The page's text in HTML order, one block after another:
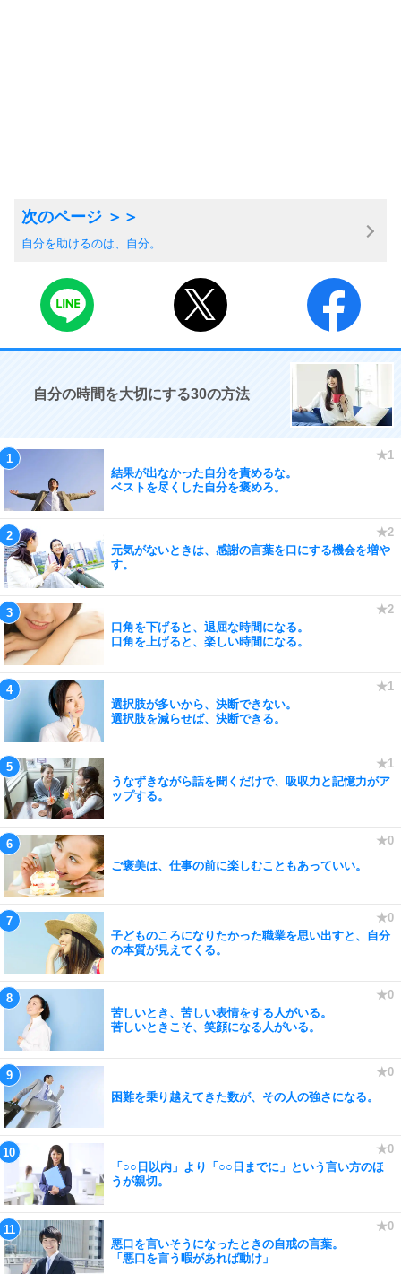
自分を助けるのは、自分。
自分の時間を大切にする30の方法
結果が出なかった自分を責めるな。
ベストを尽くした自分を褒めろ。
元気がないときは、感謝の言葉を口にする機会を増や
す。
口角を下げると、退屈な時間になる。
口角を上げると、楽しい時間になる。
選択肢が多いから、決断できない。
選択肢を減らせば、決断できる。
うなずきながら話を聞くだけで、吸収力と記憶力がア
ップする。
ご褒美は、仕事の前に楽しむこともあっていい。
子どものころになりたかった職業を思い出すと、自分
の本質が見えてくる。
苦しいとき、苦しい表情をする人がいる。
苦しいときこそ、笑顔になる人がいる。
困難を乗り越えてきた数が、その人の強さになる。
「○○日以内」より「○○日までに」という言い方のほ
うが親切。
悪口を言いそうになったときの自戒の言葉。
「悪口を言う暇があれば動け」